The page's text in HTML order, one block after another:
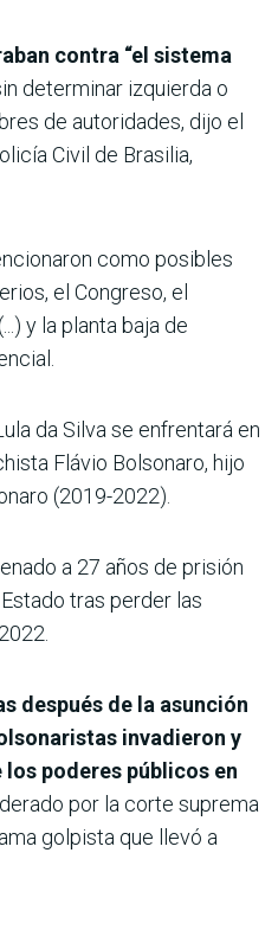
contra “el sistema
determinar izquierda o
de autoridades, dijo el
Civil de Brasilia,
como posibles
el Congreso, el
y la planta baja de
da Silva se enfrentará en
Flávio Bolsonaro, hijo
(2019-2022).
a 27 años de prisión
tras perder las
después de la asunción
invadieron y
poderes públicos en
por la corte suprema
golpista que llevó a